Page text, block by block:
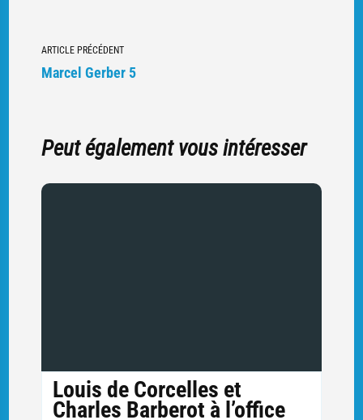
Navigation
vers
ARTICLE PRÉCÉDENT
Marcel Gerber 5
Peut également vous intéresser
Louis de Corcelles et
Charles Barberot à l’office